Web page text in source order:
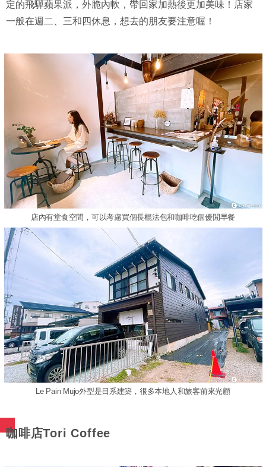
定的飛驒蘋果派，外脆內軟，帶回家加熱後更加美味！店家
一般在週二、三和四休息，想去的朋友要注意喔！
店內有堂食空間，可以考慮買個長棍法包和咖啡吃個優閒早餐
Le Pain Mujo外型是日系建築，很多本地人和旅客前來光顧
咖啡店Tori Coffee